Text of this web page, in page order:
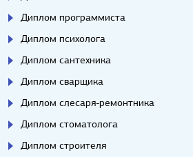
Диплом программиста
Диплом психолога
Диплом сантехника
Диплом сварщика
Диплом слесаря-ремонтника
Диплом стоматолога
Диплом строителя